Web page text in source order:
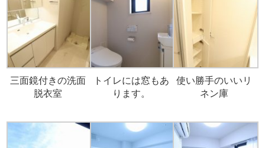
三面鏡付きの洗面
脱衣室
トイレには窓もあ
ります。
使い勝手のいいリ
ネン庫